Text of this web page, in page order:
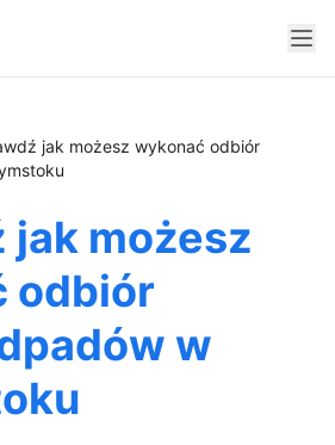
jak możesz wykonać odbiór
jak możesz
odbiór
w